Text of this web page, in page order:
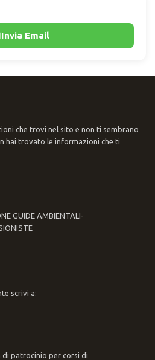
Invia Email
che trovi nel sito e non ti sembrano
hai trovato le informazioni che ti
GUIDE AMBIENTALI-
scrivi a:
di patrocinio per corsi di